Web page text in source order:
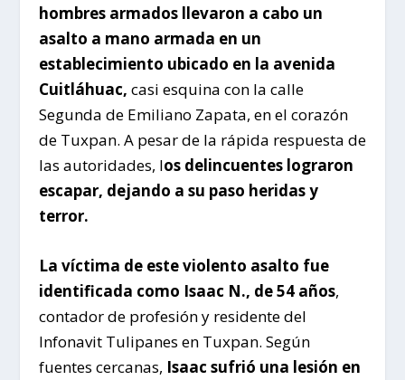
hombres armados llevaron a cabo un
asalto a mano armada en un
establecimiento ubicado en la avenida
Cuitláhuac, casi esquina con la calle
Segunda de Emiliano Zapata, en el corazón
de Tuxpan. A pesar de la rápida respuesta de
las autoridades, los delincuentes lograron
escapar, dejando a su paso heridas y
terror.
La víctima de este violento asalto fue
identificada como Isaac N., de 54 años,
contador de profesión y residente del
Infonavit Tulipanes en Tuxpan. Según
fuentes cercanas, Isaac sufrió una lesión en